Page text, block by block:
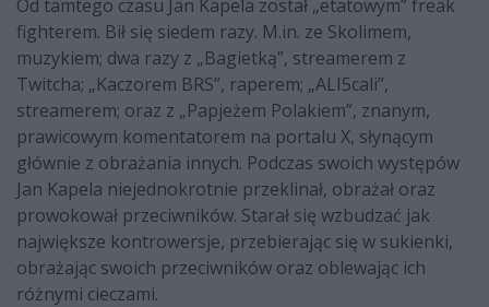
Od tamtego czasu Jan Kapela został „etatowym” freak
fighterem. Bił się siedem razy. M.in. ze Skolimem,
muzykiem; dwa razy z „Bagietką”, streamerem z
Twitcha; „Kaczorem BRS”, raperem; „ALI5cali”,
streamerem; oraz z „Papjeżem Polakiem”, znanym,
prawicowym komentatorem na portalu X, słynącym
głównie z obrażania innych. Podczas swoich występów
Jan Kapela niejednokrotnie przeklinał, obrażał oraz
prowokował przeciwników. Starał się wzbudzać jak
największe kontrowersje, przebierając się w sukienki,
obrażając swoich przeciwników oraz oblewając ich
różnymi cieczami.